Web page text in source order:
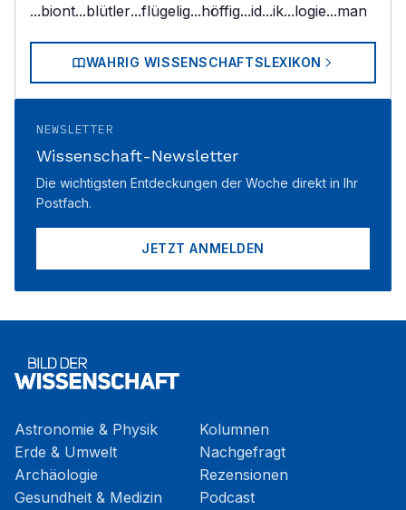
...biont...blütler...flügelig...höffig...id...ik...logie...man
WAHRIG WISSENSCHAFTSLEXIKON
NEWSLETTER
Wissenschaft-Newsletter
Die wichtigsten Entdeckungen der Woche direkt in Ihr
Postfach.
JETZT ANMELDEN
Astronomie & Physik
Erde & Umwelt
Archäologie
Gesundheit & Medizin
Kolumnen
Nachgefragt
Rezensionen
Podcast